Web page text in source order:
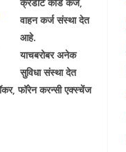
वाहन कर्ज संस्था देत
आहे.
याचबरोबर अनेक
सुविधा संस्था देत
फॉरेन करन्सी एक्स्चेंज